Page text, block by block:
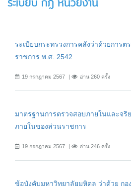
ระเบียบกระทรวงการคลังว่าด้วยการ
ราชการ พ.ศ. 2542
19 กรกฎาคม 2567 อ่าน 260 ครั้ง
มาตรฐานการตรวจสอบภายในและจริ
ภายในของส่วนราชการ
19 กรกฎาคม 2567 อ่าน 246 ครั้ง
ข้อบังคับมหาวิทยาลัยมหิดล ว่าด้วย กอ